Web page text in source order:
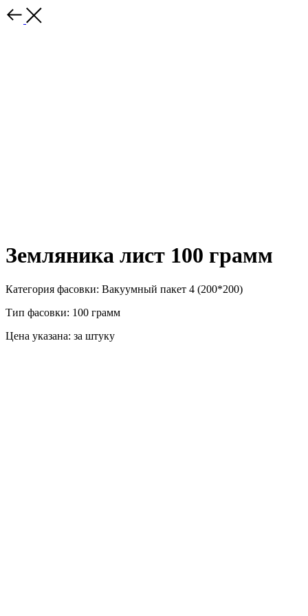
Земляника лист 100 грамм
Категория фасовки: Вакуумный пакет 4 (200*200)
Тип фасовки: 100 грамм
Цена указана: за штуку